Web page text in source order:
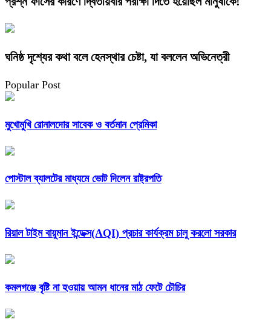
ঘনিষ্ঠ দৃশ্যের কথা বলে হেনস্থার চেষ্টা, যা বললেন অভিনেত্রী
Popular Post
মুখোমুখি রোনালদোর সাবেক ও বর্তমান প্রেমিকা
পোস্টাল ব্যালটের মাধ্যমে ভোট দিলেন রাষ্ট্রপতি
রিয়াল টাইম বায়ুমান ইন্ডেক্স(AQI) প্রচার কার্যক্রম চালু করলো সরকার
কমলগঞ্জে বৃষ্টি না হওয়ায় আমন ধানের মাঠ ফেটে চৌচির